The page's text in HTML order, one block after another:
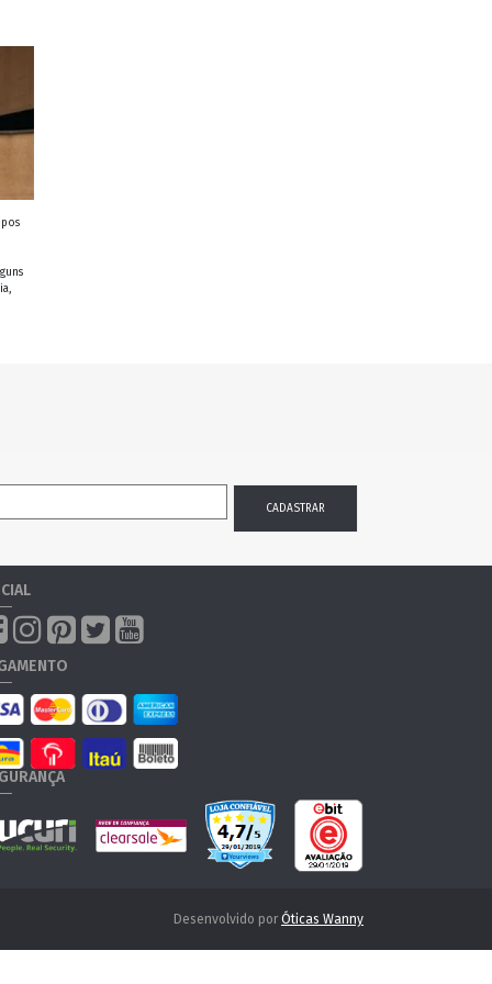
Desenvolvido por Óticas Wanny